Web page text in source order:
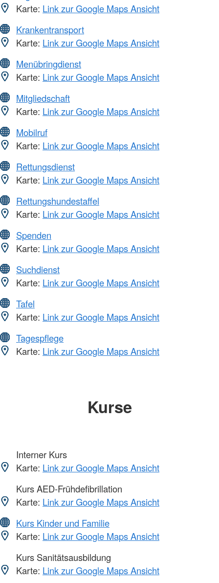
Karte: Link zur Google Maps Ansicht
Krankentransport
Karte: Link zur Google Maps Ansicht
Menübringdienst
Karte: Link zur Google Maps Ansicht
Mitgliedschaft
Karte: Link zur Google Maps Ansicht
Mobilruf
Karte: Link zur Google Maps Ansicht
Rettungsdienst
Karte: Link zur Google Maps Ansicht
Rettungshundestaffel
Karte: Link zur Google Maps Ansicht
Spenden
Karte: Link zur Google Maps Ansicht
Suchdienst
Karte: Link zur Google Maps Ansicht
Tafel
Karte: Link zur Google Maps Ansicht
Tagespflege
Karte: Link zur Google Maps Ansicht
Kurse
Interner Kurs
Karte: Link zur Google Maps Ansicht
Kurs AED-Frühdefibrillation
Karte: Link zur Google Maps Ansicht
Kurs Kinder und Familie
Karte: Link zur Google Maps Ansicht
Kurs Sanitätsausbildung
Karte: Link zur Google Maps Ansicht